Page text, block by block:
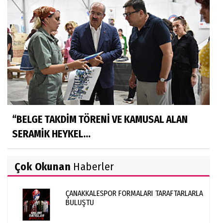
“BELGE TAKDİM TÖRENİ VE KAMUSAL ALAN
SERAMİK HEYKEL...
Çok Okunan Haberler
ÇANAKKALESPOR FORMALARI TARAFTARLARLA
BULUŞTU